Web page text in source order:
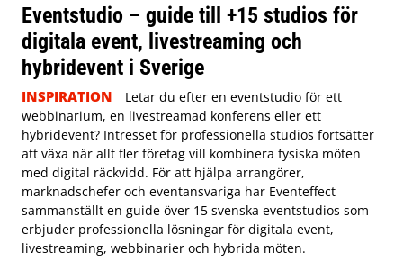
Eventstudio – guide till +15 studios för
digitala event, livestreaming och
hybridevent i Sverige
INSPIRATION
Letar du efter en eventstudio för ett
webbinarium, en livestreamad konferens eller ett
hybridevent? Intresset för professionella studios fortsätter
att växa när allt fler företag vill kombinera fysiska möten
med digital räckvidd. För att hjälpa arrangörer,
marknadschefer och eventansvariga har Eventeffect
sammanställt en guide över 15 svenska eventstudios som
erbjuder professionella lösningar för digitala event,
livestreaming, webbinarier och hybrida möten.